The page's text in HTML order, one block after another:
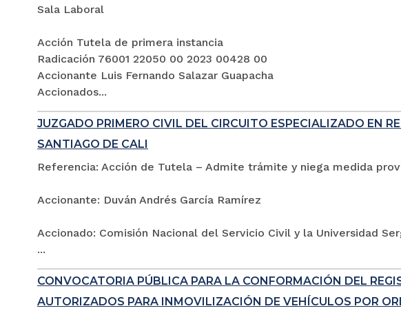
Sala Laboral
Acción Tutela de primera instancia
Radicación 76001 22050 00 2023 00428 00
Accionante Luis Fernando Salazar Guapacha
Accionados...
JUZGADO PRIMERO CIVIL DEL CIRCUITO ESPECIALIZADO EN
SANTIAGO DE CALI
Referencia: Acción de Tutela – Admite trámite y niega medida
Accionante: Duván Andrés García Ramírez
Accionado: Comisión Nacional del Servicio Civil y la Universidad
...
CONVOCATORIA PÚBLICA PARA LA CONFORMACIÓN DEL
AUTORIZADOS PARA INMOVILIZACIÓN DE VEHÍCULOS POR